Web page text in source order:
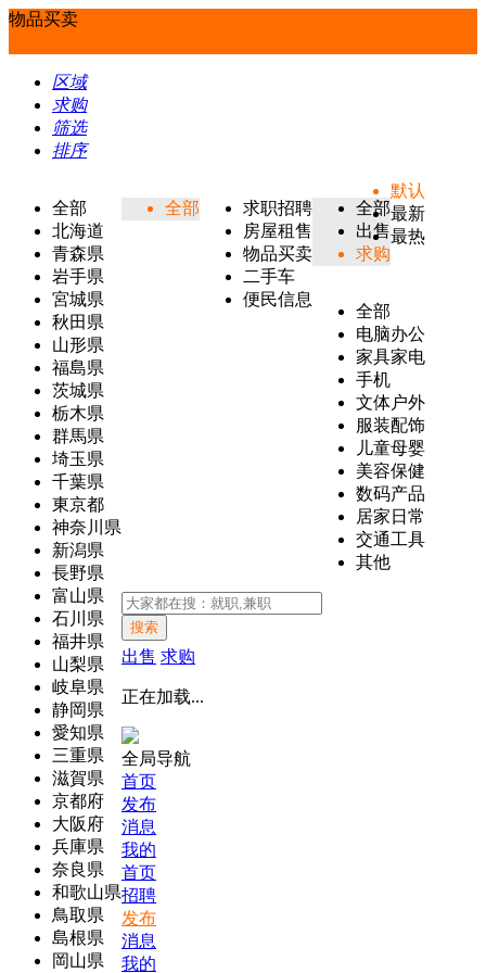
物品买卖
区域
求购
筛选
排序
全部
北海道
青森県
岩手県
宮城県
秋田県
山形県
福島県
茨城県
栃木県
群馬県
埼玉県
千葉県
東京都
神奈川県
新潟県
長野県
富山県
石川県
福井県
山梨県
岐阜県
静岡県
愛知県
三重県
滋賀県
京都府
大阪府
兵庫県
奈良県
和歌山県
鳥取県
島根県
岡山県
全部
求职招聘
房屋租售
物品买卖
二手车
便民信息
全部
出售
求购
全部
电脑办公
家具家电
手机
文体户外
服装配饰
儿童母婴
美容保健
数码产品
居家日常
交通工具
其他
默认
最新
最热
搜索
出售 求购
正在加载...
全局导航
首页
发布
消息
我的
首页
招聘
发布
消息
我的